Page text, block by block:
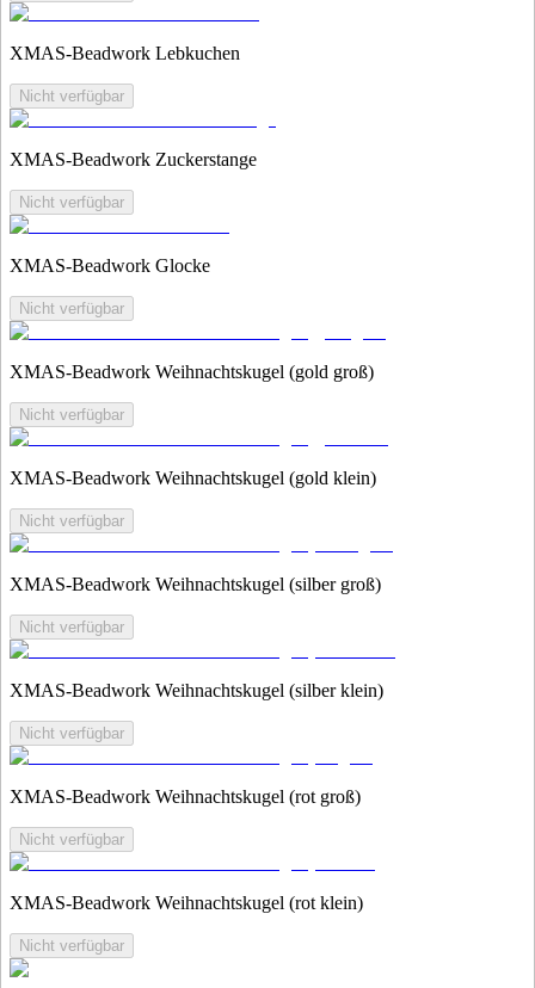
XMAS-Beadwork Lebkuchen
Nicht verfügbar
XMAS-Beadwork Zuckerstange
Nicht verfügbar
XMAS-Beadwork Glocke
Nicht verfügbar
XMAS-Beadwork Weihnachtskugel (gold groß)
Nicht verfügbar
XMAS-Beadwork Weihnachtskugel (gold klein)
Nicht verfügbar
XMAS-Beadwork Weihnachtskugel (silber groß)
Nicht verfügbar
XMAS-Beadwork Weihnachtskugel (silber klein)
Nicht verfügbar
XMAS-Beadwork Weihnachtskugel (rot groß)
Nicht verfügbar
XMAS-Beadwork Weihnachtskugel (rot klein)
Nicht verfügbar